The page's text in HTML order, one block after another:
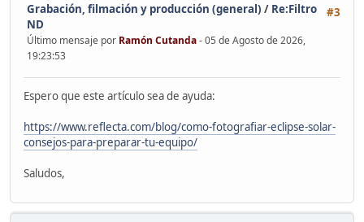
#3
Grabación, filmación y producción (general) / Re:Filtro
ND
Último mensaje por Ramón Cutanda- 05 de Agosto de 2026,
19:23:53
Espero que este artículo sea de ayuda:
https://www.reflecta.com/blog/como-fotografiar-eclipse-solar-
consejos-para-preparar-tu-equipo/
Saludos,